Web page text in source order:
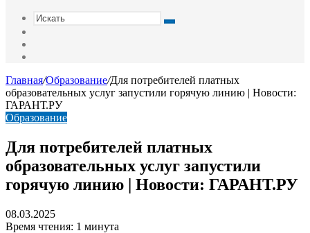
Искать
Главная/Образование/Для потребителей платных
образовательных услуг запустили горячую линию | Новости:
ГАРАНТ.РУ
Образование
Для потребителей платных
образовательных услуг запустили
горячую линию | Новости: ГАРАНТ.РУ
08.03.2025
Время чтения: 1 минута